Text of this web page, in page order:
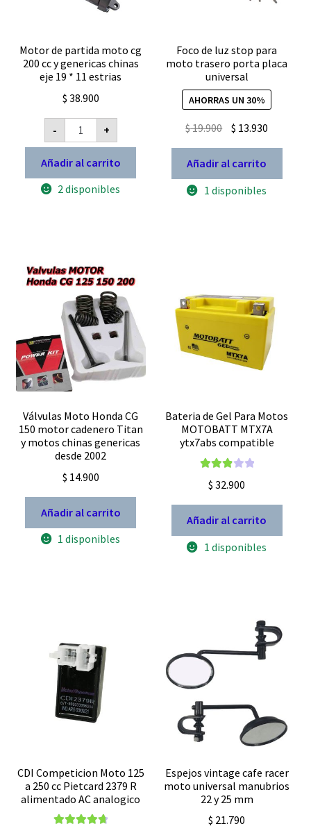
Motor de partida moto cg
200 cc y genericas chinas
eje 19 * 11 estrias
$ 38.900
-
Motor
partida
moto
cg
200
cc
11
estrias
cantidad
+
Añadir al carrito
2 disponibles
Foco de luz stop para
moto trasero porta placa
universal
AHORRAS UN 30%
$19.900 El
precio
original
era:
$ 19.900.
$ 13.930
precio
es:
Añadir al carrito
1 disponibles
Válvulas Moto Honda CG
150 motor cadenero Titan
y motos chinas genericas
desde 2002
$ 14.900
Añadir al carrito
1 disponibles
Bateria de Gel Para Motos
MOTOBATT MTX7A
ytx7abs compatible
o con
3.00de
5
$ 32.900
Añadir al carrito
1 disponibles
CDI Competicion Moto 125
a 250 cc Pietcard 2379 R
alimentado AC analogico
Espejos vintage cafe racer
moto universal manubrios
22 y 25 mm
$ 21.790